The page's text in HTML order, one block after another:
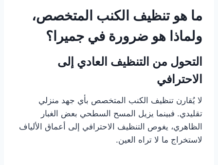
ما هو تنظيف الكنب المتخصص،
ولماذا هو ضرورة في جميرا؟
التحول من التنظيف العادي إلى
الاحترافي
لا يُقارن تنظيف الكنب المتخصص بأي جهد منزلي
تقليدي. فبينما يزيل المسح السطحي بعض الغبار
الظاهري، يغوص التنظيف الاحترافي إلى أعماق الألياف
لاستخراج ما لا تراه العين.